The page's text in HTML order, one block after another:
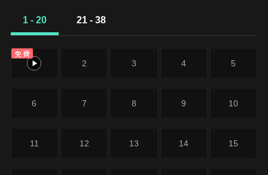
二老爺任務過程中身中奇毒，三家蠢蠢欲動，意圖奪
路守護大家長。在醫治路上，蘇暮雨受到了昔日前輩
蘇喆、好友蘇昌河的阻攔，也因此結識了藥王谷神醫
畫」改變暗河，帶來一個生活在光明之下而非陰影之
路......
1 - 20 21 - 38
免費
1 2 3 4 5
6 7 8 9 10
11 12 13 14 15